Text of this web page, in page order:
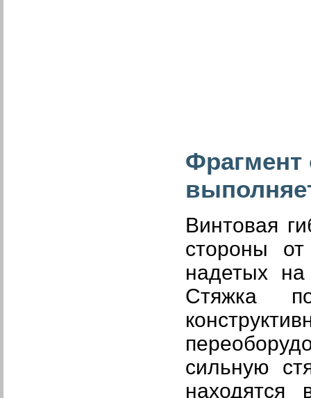
Фрагмент
Винтовая
стороны
надетых
Стяжка
сильную